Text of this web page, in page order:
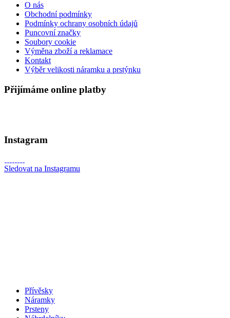
O nás
Obchodní podmínky
Podmínky ochrany osobních údajů
Puncovní značky
Soubory cookie
Výměna zboží a reklamace
Kontakt
Výběr velikosti náramku a prstýnku
Přijímáme online platby
Instagram
Sledovat na Instagramu
Přívěsky
Náramky
Prsteny